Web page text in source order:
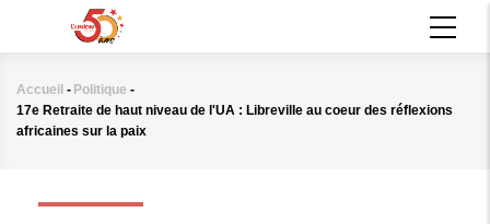
principal
Fil
d'Ariane
Accueil - Politique -
17e Retraite de haut niveau de l'UA : Libreville au coeur des réflexions
africaines sur la paix